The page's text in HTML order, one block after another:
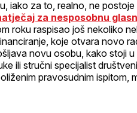
iako za to, realno, ne
za nesposobnu
roku raspisao još nekoliko
koje otvara novo
novu osobu, kako stoji
ili stručni specijalist
pravosudnim ispitom,